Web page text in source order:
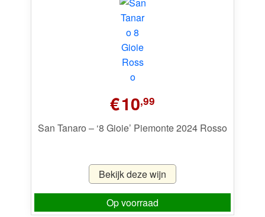
€10,99
San Tanaro – ‘8 Gioie’ Piemonte 2024 Rosso
Bekijk deze wijn
Op voorraad